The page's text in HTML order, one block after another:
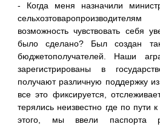
- Когда меня назначили
возможность чувствовать себя
было сделано? Был создан
бюджетополучателей. Наши
зарегистрированы в
получают различную поддержку
все это фиксируется,
терялись неизвестно где по пути
этого, мы ввели паспорта